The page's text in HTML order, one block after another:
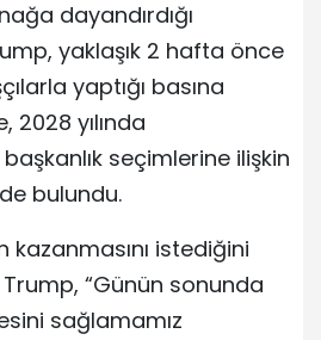
dayandırdığı
yaklaşık 2 hafta önce
yaptığı basına
2028 yılında
seçimlerine ilişkin
bulundu.
kazanmasını istediğini
“Günün sonunda
sağlamamız